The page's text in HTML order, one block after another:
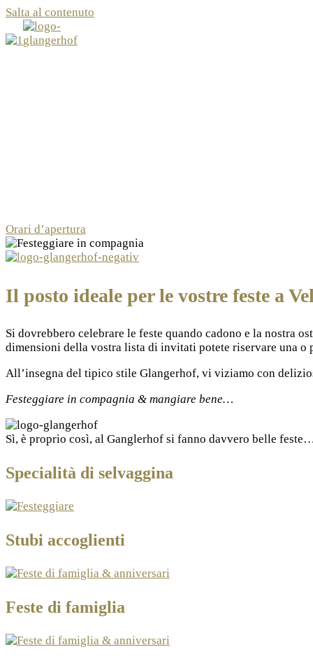
Salta al contenuto
Orari d’apertura
Il posto ideale per le vostre feste a
Si dovrebbero celebrare le feste quando cadono e la nostra
dimensioni della vostra lista di invitati potete riservare una
All’insegna del tipico stile Glangerhof, vi viziamo con
Festeggiare in compagnia & mangiare bene…
Sì, è proprio così, al Ganglerhof si fanno davvero belle
Specialità di selvaggina
Stubi accoglienti
Feste di famiglia